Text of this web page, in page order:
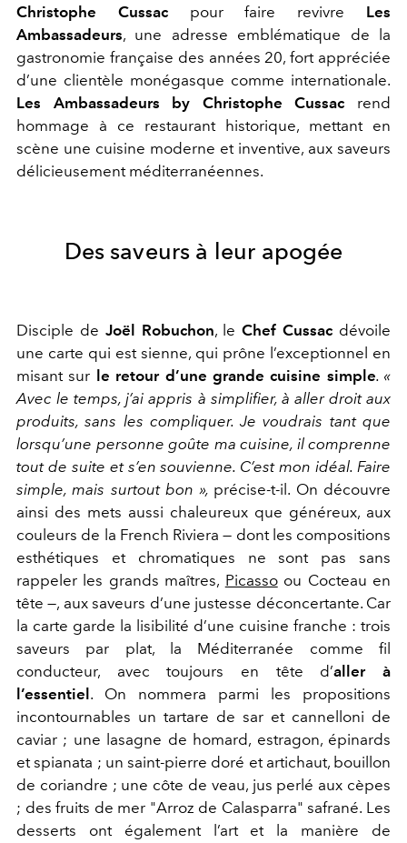
Christophe Cussacpour faire revivre Les
Ambassadeurs, une adresse emblématique de la
gastronomie française des années 20, fort appréciée
d’une clientèle monégasque comme internationale.
Les Ambassadeurs by Christophe Cussac rend
hommage à ce restaurant historique, mettant en
scène une cuisine moderne et inventive, aux saveurs
délicieusement méditerranéennes.
Des saveurs à leur apogée
Disciple de Joël Robuchon, leChef Cussac dévoile
une carte qui est sienne, qui prône l’exceptionnel en
misant sur le retour d’une grande cuisine simple. «
Avec le temps, j’ai appris à simplifier, à aller droit aux
produits, sans les compliquer. Je voudrais tant que
lorsqu’une personne goûte ma cuisine, il comprenne
tout de suite et s’en souvienne. C’est mon idéal. Faire
simple, mais surtout bon », précise-t-il. On découvre
ainsi des mets aussi chaleureux que généreux, aux
couleurs de la French Riviera — dont les compositions
esthétiques et chromatiques ne sont pas sans
rappeler les grands maîtres, Picassoou Cocteau en
tête —, aux saveurs d’une justesse déconcertante. Car
la carte garde la lisibilité d’une cuisine franche : trois
saveurs par plat, la Méditerranée comme fil
conducteur, avec toujours en tête d’aller à
l’essentiel . On nommera parmi les propositions
incontournables un tartare de sar et cannelloni de
caviar ; une lasagne de homard, estragon, épinards
et spianata ; un saint-pierre doré et artichaut, bouillon
de coriandre ; une côte de veau, jus perlé aux cèpes
; des fruits de mer "Arroz de Calasparra" safrané. Les
desserts ont également l’art et la manière de